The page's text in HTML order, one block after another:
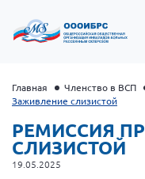
Главная Членство в ВСП
Заживление слизистой
РЕМИССИЯ
СЛИЗИСТОЙ
19.05.2025